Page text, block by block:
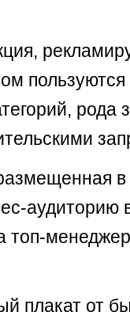
рода
в
аудиторию
топ-
плакат от